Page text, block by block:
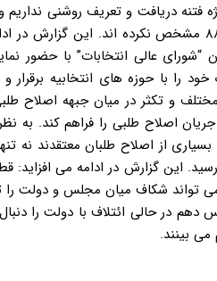
دریافت و تعریف روشنی نداریم
ما این کلمه تعریف نشده است.” دیگر افراد شاخص این جریان نیز تاکنون مرزبندی خود را با فتنه ۸۸ مشخص
عالی انتخابات” با حضور
را با حوزه های انتخابیه برقرار
مختلف و تکثر در میان جبهه اصلاح
اصلاح طلبی را فراهم کند. به
حتی بسیاری از اصلاح طلبان معتقدند نه
این گزارش در ادامه می افزاید:
تجربه سال ۹۲ را تکرار کند. تجربه ای که می تواند شکاف میان مجلس و
در حالی ائتلاف با دولت را
بینند.